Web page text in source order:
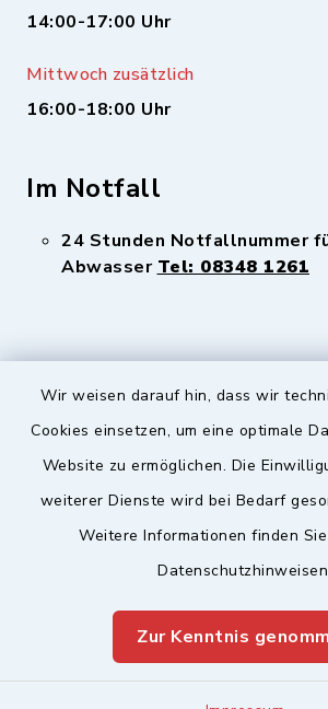
Wir weisen darauf hin, dass wir
Cookies einsetzen, um eine optimale
Website zu ermöglichen. Die
weiterer Dienste wird bei Bedarf
Weitere Informationen finden
Zur Kenntnis
14:00-17:00 Uhr
Mittwoch zusätzlich
16:00-18:00 Uhr
Im Notfall
24 Stunden Notfallnummer
Abwasser Tel: 08348 1261
Sicherer Kontakt
Datenschutz
Sitemap